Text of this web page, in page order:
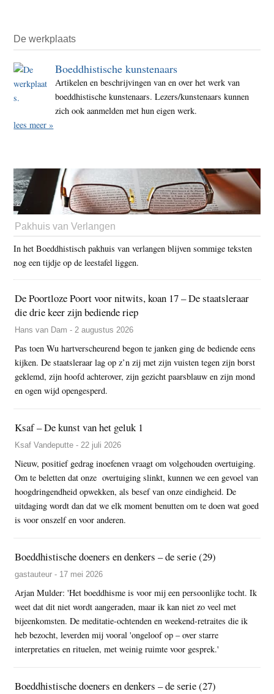
De werkplaats
Boeddhistische kunstenaars
Artikelen en beschrijvingen van en over het werk van
boeddhistische kunstenaars. Lezers/kunstenaars kunnen
zich ook aanmelden met hun eigen werk.
lees meer »
Pakhuis van Verlangen
In het Boeddhistisch pakhuis van verlangen blijven sommige teksten
nog een tijdje op de leestafel liggen.
De Poortloze Poort voor nitwits, koan 17 – De staatsleraar
die drie keer zijn bediende riep
Hans van Dam - 2 augustus 2026
Pas toen Wu hartverscheurend begon te janken ging de bediende eens
kijken. De staatsleraar lag op z’n zij met zijn vuisten tegen zijn borst
geklemd, zijn hoofd achterover, zijn gezicht paarsblauw en zijn mond
en ogen wijd opengesperd.
Ksaf – De kunst van het geluk 1
Ksaf Vandeputte - 22 juli 2026
Nieuw, positief gedrag inoefenen vraagt om volgehouden overtuiging.
Om te beletten dat onze overtuiging slinkt, kunnen we een gevoel van
hoogdringendheid opwekken, als besef van onze eindigheid. De
uitdaging wordt dan dat we elk moment benutten om te doen wat goed
is voor onszelf en voor anderen.
Boeddhistische doeners en denkers – de serie (29)
gastauteur - 17 mei 2026
Arjan Mulder: 'Het boeddhisme is voor mij een persoonlijke tocht. Ik
weet dat dit niet wordt aangeraden, maar ik kan niet zo veel met
bijeenkomsten. De meditatie-ochtenden en weekend-retraites die ik
heb bezocht, leverden mij vooral 'ongeloof op – over starre
interpretaties en rituelen, met weinig ruimte voor gesprek.'
Boeddhistische doeners en denkers – de serie (27)